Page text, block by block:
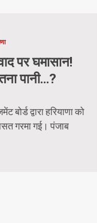
पर घमासान!
पानी…?
द्वारा हरियाणा को
गरमा गई। पंजाब